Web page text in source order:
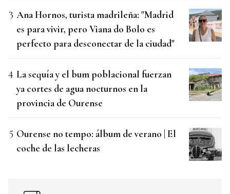
Ana Hornos, turista madrileña: "Madrid
es para vivir, pero Viana do Bolo es
perfecto para desconectar de la ciudad"
La sequía y el bum poblacional fuerzan
ya cortes de agua nocturnos en la
provincia de Ourense
Ourense no tempo: álbum de verano | El
coche de las lecheras